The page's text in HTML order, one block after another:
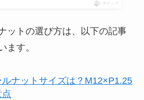
ポチップ
ットの選び方は、以下の記事
ます。
ルナットサイズは？M12×P1.25